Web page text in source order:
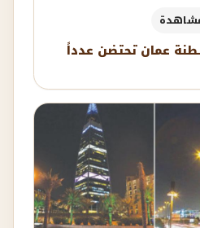
عمان تحتضن عدداً